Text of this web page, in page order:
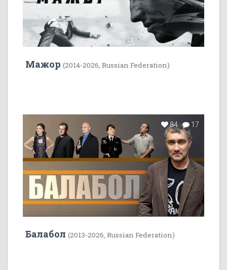
Мажор (2014-2026, Russian Federation)
84 17
Балабол (2013-2026, Russian Federation)